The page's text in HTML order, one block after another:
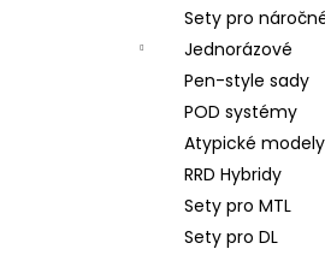
Sety pro
Jednorázové
Pen-style sady
POD systémy
Atypické modely
RRD Hybridy
Sety pro MTL
Sety pro DL